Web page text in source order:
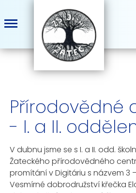
Přírodovědné
- I. a II.
V dubnu jsme se s I. a II. odd.
Žateckého přírodovědného
promítání v Digitáriu s názvem 3 –
Vesmírné dobrodružství křečka